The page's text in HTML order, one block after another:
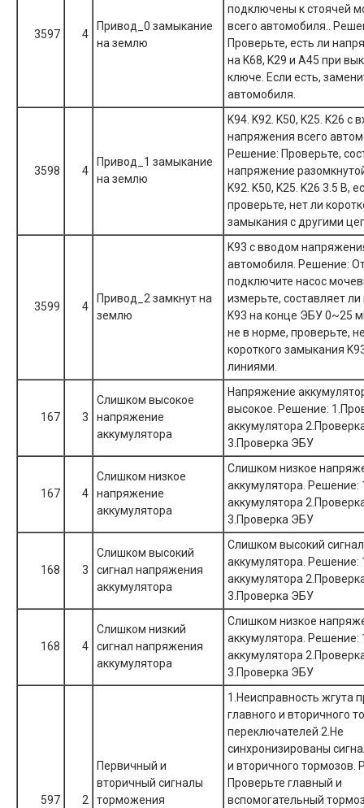
3597 4
Привод_0 замыкание
на землю
подключены к стоячей
всего автомобиля..
Проверьте, есть ли
на K68, K29 и A45 при
ключе. Если есть,
автомобиля.
3598 4
Привод_1 замыкание
на землю
K94. K92. K50, K25. K26 с
напряжения всего
Решение: Проверьте,
напряжение
K92. K50, K25. K26 3.5 В,
проверьте, нет ли
замыкания с другими
3599 4
Привод_2 замкнут на
землю
K93 с вводом
автомобиля. Решение:
подключите насос
измерьте, составляет
K93 на конце ЭБУ 0~25
не в норме, проверьте,
короткого замыкания
линиями.
167 3
Слишком высокое
напряжение
аккумулятора
Напряжение
высокое. Решение:
аккумулятора
3.Проверка ЭБУ
167 4
Слишком низкое
напряжение
аккумулятора
Слишком низкое
аккумулятора. Решение:
аккумулятора
3.Проверка ЭБУ
168 3
Слишком высокий
сигнал напряжения
аккумулятора
Слишком высокий
аккумулятора. Решение:
аккумулятора
3.Проверка ЭБУ
168 4
Слишком низкий
сигнал напряжения
аккумулятора
Слишком низкое
аккумулятора. Решение:
аккумулятора
3.Проверка ЭБУ
597 2
Первичный и
вторичный сигналы
торможения
1.Неисправность жгута
главного и вторичного
переключателей 2.Не
синхронизированы
и вторичного тормозов.
Проверьте главный и
вспомогательный